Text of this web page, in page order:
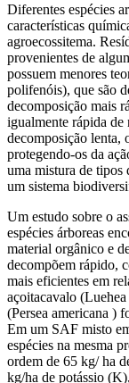
Diferentes espécies
características
agroecossitema.
provenientes de
possuem menores
polifenóis), que são
decomposição mais
igualmente rápida de
decomposição lenta,
protegendo-os da
uma mistura de tipos
um sistema
Um estudo sobre o
espécies árboreas
material orgânico e
decompõem rápido,
mais eficientes em
açoitacavalo
(Persea americana )
Em um SAF misto
espécies na mesma
ordem de 65 kg/ ha
kg/ha de potássio